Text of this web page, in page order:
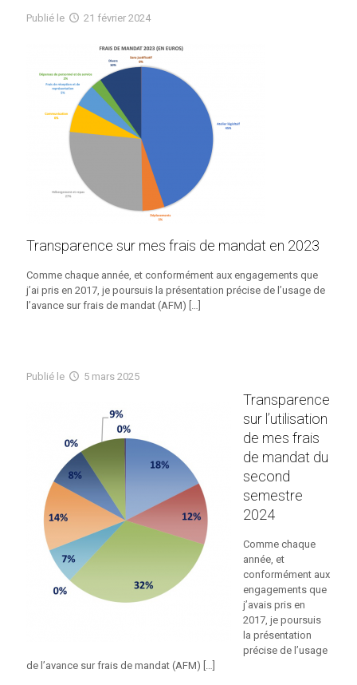
Publié le 21 février 2024
Transparence sur mes frais de mandat en 2023
Comme chaque année, et conformément aux engagements que
j’ai pris en 2017, je poursuis la présentation précise de l’usage de
l’avance sur frais de mandat (AFM) […]
Publié le 5 mars 2025
Transparence
sur l’utilisation
de mes frais
de mandat du
second
semestre
2024
Comme chaque
année, et
conformément aux
engagements que
j’avais pris en
2017, je poursuis
la présentation
précise de l’usage
de l’avance sur frais de mandat (AFM) […]